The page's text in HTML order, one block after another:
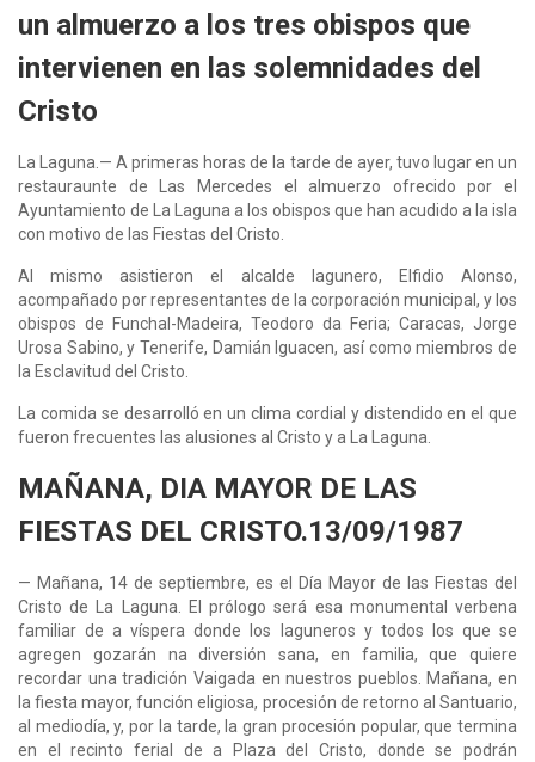
un almuerzo a los tres obispos que
intervienen en las solemnidades del
Cristo
La Laguna.— A primeras horas de la tarde de ayer, tuvo lugar en un
restauraunte de Las Mercedes el almuerzo ofrecido por el
Ayuntamiento de La Laguna a los obispos que han acudido a la isla
con motivo de las Fiestas del Cristo.
Al mismo asistieron el alcalde lagunero, Elfidio Alonso,
acompañado por representantes de la corporación municipal, y los
obispos de Funchal-Madeira, Teodoro da Feria; Caracas, Jorge
Urosa Sabino, y Tenerife, Damián Iguacen, así como miembros de
la Esclavitud del Cristo.
La comida se desarrolló en un clima cordial y distendido en el que
fueron frecuentes las alusiones al Cristo y a La Laguna.
MAÑANA, DIA MAYOR DE LAS
FIESTAS DEL CRISTO.13/09/1987
— Mañana, 14 de septiembre, es el Día Mayor de las Fiestas del
Cristo de La Laguna. El prólogo será esa monumental verbena
familiar de a víspera donde los laguneros y todos los que se
agregen gozarán na diversión sana, en familia, que quiere
recordar una tradición Vaigada en nuestros pueblos. Mañana, en
la fiesta mayor, función eligiosa, procesión de retorno al Santuario,
al mediodía, y, por la tarde, la gran procesión popular, que termina
en el recinto ferial de a Plaza del Cristo, donde se podrán